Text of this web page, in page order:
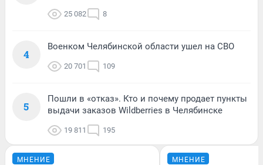
25 082 8
4
Военком Челябинской области ушел на СВО
20 701 109
5
Пошли в «отказ». Кто и почему продает пункты
выдачи заказов Wildberries в Челябинске
19 811 195
МНЕНИЕ МНЕНИЕ